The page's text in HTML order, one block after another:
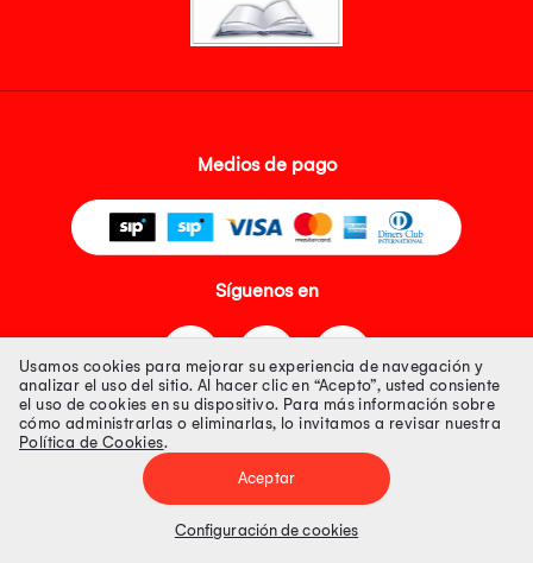
Medios de pago
Síguenos en
Tienda 100% Segura
Tiendas Peruanas S.A. R.U.C. Nº 20493020618. Todos los derechos
Precios disponibles solo en www.oechsle.pe. Precios online publicados
Usamos cookies para mejorar su experiencia de navegación y
analizar el uso del sitio. Al hacer clic en “Acepto”, usted consiente
el uso de cookies en su dispositivo. Para más información sobre
cómo administrarlas o eliminarlas, lo invitamos a revisar nuestra
Política de Cookies.
Aceptar
Configuración de cookies